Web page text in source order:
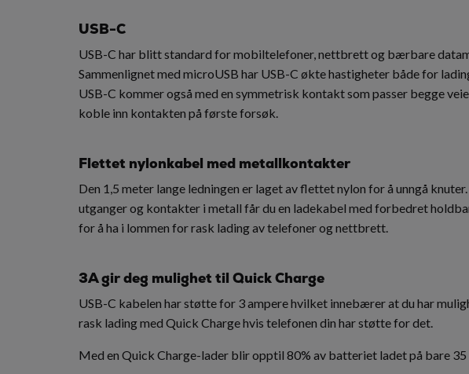
USB-C
USB-C har blitt standard for mobiltelefoner, nettbrett og bærbare
Sammenlignet med microUSB har USB-C økte hastigheter både for
USB-C kommer også med en symmetrisk kontakt som passer begge
koble inn kontakten på første forsøk.
Flettet nylonkabel med metallkontakter
Den 1,5 meter lange ledningen er laget av flettet nylon for å unngå
utganger og kontakter i metall får du en ladekabel med forbedret
for å ha i lommen for rask lading av telefoner og nettbrett.
3A gir deg mulighet til Quick Charge
USB-C kabelen har støtte for 3 ampere hvilket innebærer at du har
rask lading med Quick Charge hvis telefonen din har støtte for det.
Med en Quick Charge-lader blir opptil 80% av batteriet ladet på bare